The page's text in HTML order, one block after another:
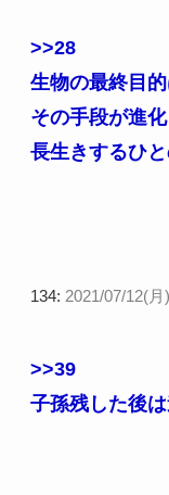
>>28
生物の最終目
その手段が進化
長生きするひ
134: 2021/07/12(
>>39
子孫残した後